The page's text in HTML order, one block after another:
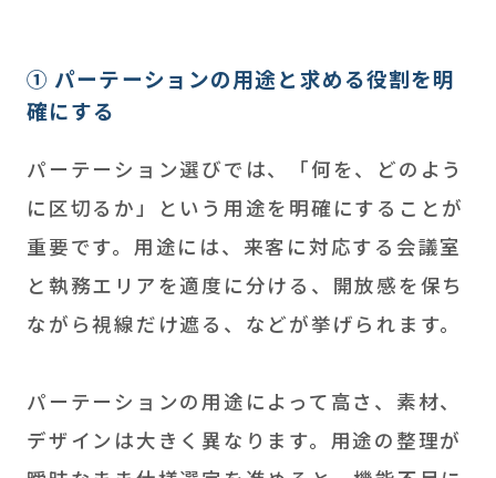
① パーテーションの用途と求める役割を明
確にする
パーテーション選びでは、「何を、どのよう
に区切るか」という用途を明確にすることが
重要です。用途には、来客に対応する会議室
と執務エリアを適度に分ける、開放感を保ち
ながら視線だけ遮る、などが挙げられます。
パーテーションの用途によって高さ、素材、
デザインは大きく異なります。用途の整理が